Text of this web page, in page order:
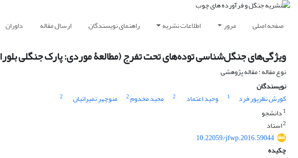
صفحه اصلی مرور اطلاعات نشریه راهنمای نویسندگان ارسال مقاله داوران
ویژگی‌های جنگل‌شناسی توده‌های تحت تفرج (مطالعۀ موردی: پارک جنگلی
نوع مقاله : مقاله پژوهشی
نویسندگان
کورش نظرپور فرد
1 وحید اعتماد 2 مجید مخدوم2 منوچهر نمیرانیان
2
1 دانشجو
2استاد
10.22059/jfwp.2016.59044
چکیده